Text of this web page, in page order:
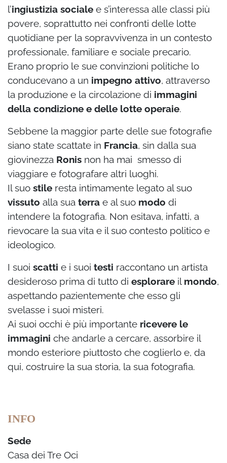
l’ingiustizia sociale e s’interessa alle classi più
povere, soprattutto nei confronti delle lotte
quotidiane per la sopravvivenza in un contesto
professionale, familiare e sociale precario.
Erano proprio le sue convinzioni politiche lo
conducevano a un impegno attivo, attraverso
la produzione e la circolazione di immagini
della condizione e delle lotte operaie.
Sebbene la maggior parte delle sue fotografie
siano state scattate in Francia, sin dalla sua
giovinezza Ronis non ha mai smesso di
viaggiare e fotografare altri luoghi.
Il suo stile resta intimamente legato al suo
vissuto alla sua terra e al suo modo di
intendere la fotografia. Non esitava, infatti, a
rievocare la sua vita e il suo contesto politico e
ideologico.
I suoi scatti e i suoi testi raccontano un artista
desideroso prima di tutto di esplorare il mondo,
aspettando pazientemente che esso gli
svelasse i suoi misteri.
Ai suoi occhi è più importante ricevere le
immagini che andarle a cercare, assorbire il
mondo esteriore piuttosto che coglierlo e, da
qui, costruire la sua storia, la sua fotografia.
INFO
Sede
Casa dei Tre Oci